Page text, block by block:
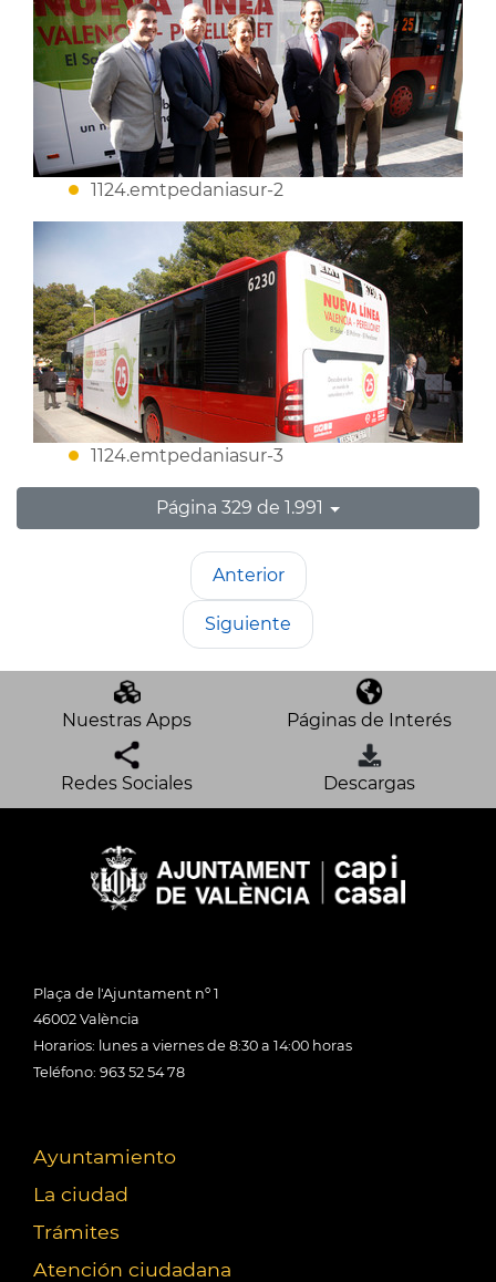
1124.emtpedaniasur-2
1124.emtpedaniasur-3
Página 329 de 1.991
Anterior
Siguiente
Nuestras Apps Páginas de Interés
Redes Sociales Descargas
Plaça de l'Ajuntament nº 1
46002 València
Horarios: lunes a viernes de 8:30 a 14:00 horas
Teléfono: 963 52 54 78
Ayuntamiento
La ciudad
Trámites
Atención ciudadana